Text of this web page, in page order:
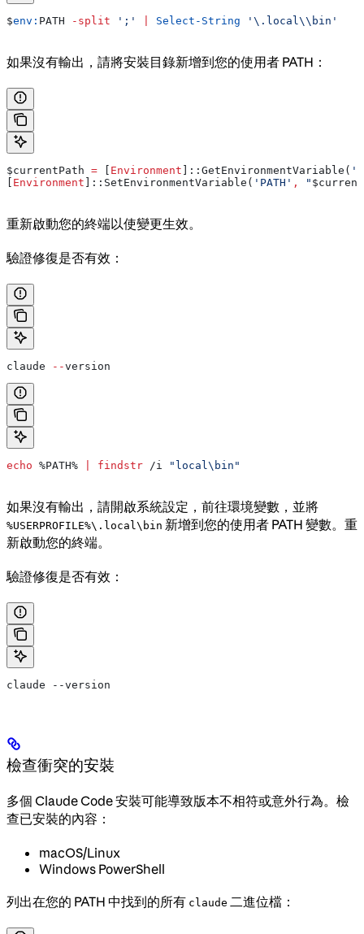
$env: PATH -split ';' Select-String '\.local\\bin'
如果沒有輸出，請將安裝目錄新增到您的使用者 PATH：
$currentPath = [ Environment ]::GetEnvironmentVariable(
[ Environment ]::SetEnvironmentVariable( 'PATH' , "
重新啟動您的終端以使變更生效。
驗證修復是否有效：
claude --version
echo %PATH% findstr /i "local\bin"
如果沒有輸出，請開啟系統設定，前往環境變數，並將
%USERPROFILE%\.local\bin 新增到您的使用者 PATH 變數。重
新啟動您的終端。
驗證修復是否有效：
claude --version
檢查衝突的安裝
多個 Claude Code 安裝可能導致版本不相符或意外行為。檢
查已安裝的內容：
macOS/Linux
Windows PowerShell
列出在您的 PATH 中找到的所有 claude 二進位檔：